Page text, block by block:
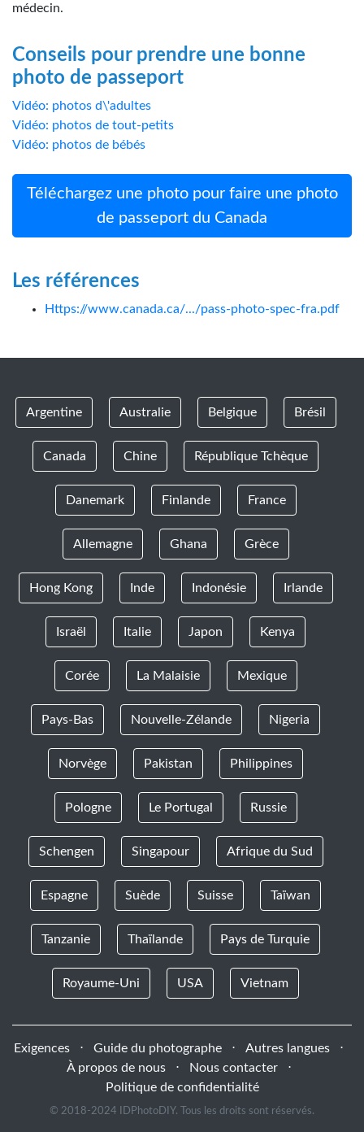
médecin.
Conseils pour prendre une bonne
photo de passeport
Vidéo: photos d\'adultes
Vidéo: photos de tout-petits
Vidéo: photos de bébés
Téléchargez une photo pour faire une photo
de passeport du Canada
Les références
Https://www.canada.ca/.../pass-photo-spec-fra.pdf
Argentine Australie Belgique Brésil
Canada Chine République Tchèque
Danemark Finlande France
Allemagne Ghana Grèce
Hong Kong Inde Indonésie Irlande
Israël Italie Japon Kenya
Corée La Malaisie Mexique
Pays-Bas Nouvelle-Zélande Nigeria
Norvège Pakistan Philippines
Pologne Le Portugal Russie
Schengen Singapour Afrique du Sud
Espagne Suède Suisse Taïwan
Tanzanie Thaïlande Pays de Turquie
Royaume-Uni USA Vietnam
Exigences ⋅ Guide du photographe ⋅ Autres langues
⋅
À propos de nous
⋅ Nous contacter
⋅
Politique de confidentialité
© 2018-2024 IDPhotoDIY. Tous les droits sont réservés.